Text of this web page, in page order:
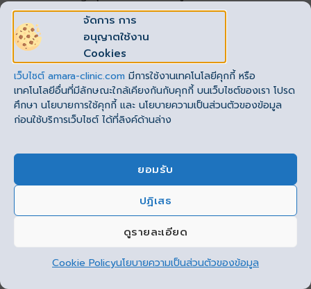
จัดการ การ
อนุญาตใช้งาน
Cookies
เว็บไซต์amara-clinic.com มีการใช้งานเทคโนโลยีคุกกี้ หรือ
เทคโนโลยีอื่นที่มีลักษณะใกล้เคียงกันกับคุกกี้ บนเว็บไซต์ของเรา โปรด
ศึกษา นโยบายการใช้คุกกี้ และ นโยบายความเป็นส่วนตัวของข้อมูล
ก่อนใช้บริการเว็บไซต์ ได้ที่ลิงค์ด้านล่าง
ยอมรับ
ปฏิเสธ
ดูรายละเอียด
Cookie Policyนโยบายความเป็นส่วนตัวของข้อมูล
เชี่ยวชาญและประสบการณ์สูง ทำให้คุณได้รับผลลัพธ์ที่
สวยงามอย่างปลอดภัย ดังนั้นก่อนตัดสินใจเสริมที่ไหน จึง
ต้องเช็กประวัติของแพทย์ให้ดี หรือจะตรวจสอบใน
แพทยสภาก็ได้เช่นกันครับ
ทำหน้าอกกับคลินิกที่มีคุณภาพ มีใบรับรองจากหน่วยงาน
น่าเชื่อถือ
มาตรฐานจากหน่วยงานที่น่าเชื่อถือ จะยิ่งเพิ่มความ
ปลอดภัยในการผ่าตัดให้กับคนไข้ได้ ไม่ว่าจะเป็นการได้รับ
การรับรองจาก กระทรวงสาธารณสุข หรือ AACI
(American Accreditation Commission
International) ต่างก็เป็นการการันตีมาตรฐานที่ช่วยเพิ่ม
ความมั่นใจให้คนไข้ได้ทั้งสิ้นครับ
This site uses cookies to offer you a better browsing
experience. By browsing this website, you agree to our
use of cookies.
ยอมรับ